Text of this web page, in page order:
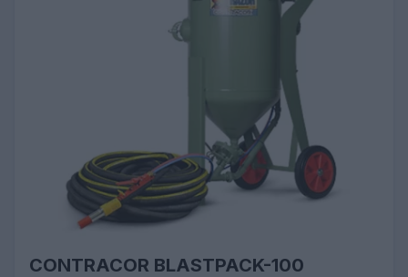
CONTRACOR BLASTPACK-100